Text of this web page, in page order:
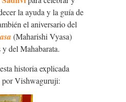
la ayuda y la guía de
el aniversario del
(Maharishi Vyasa)
del Mahabarata.
historia explicada
por Vishwaguruji: